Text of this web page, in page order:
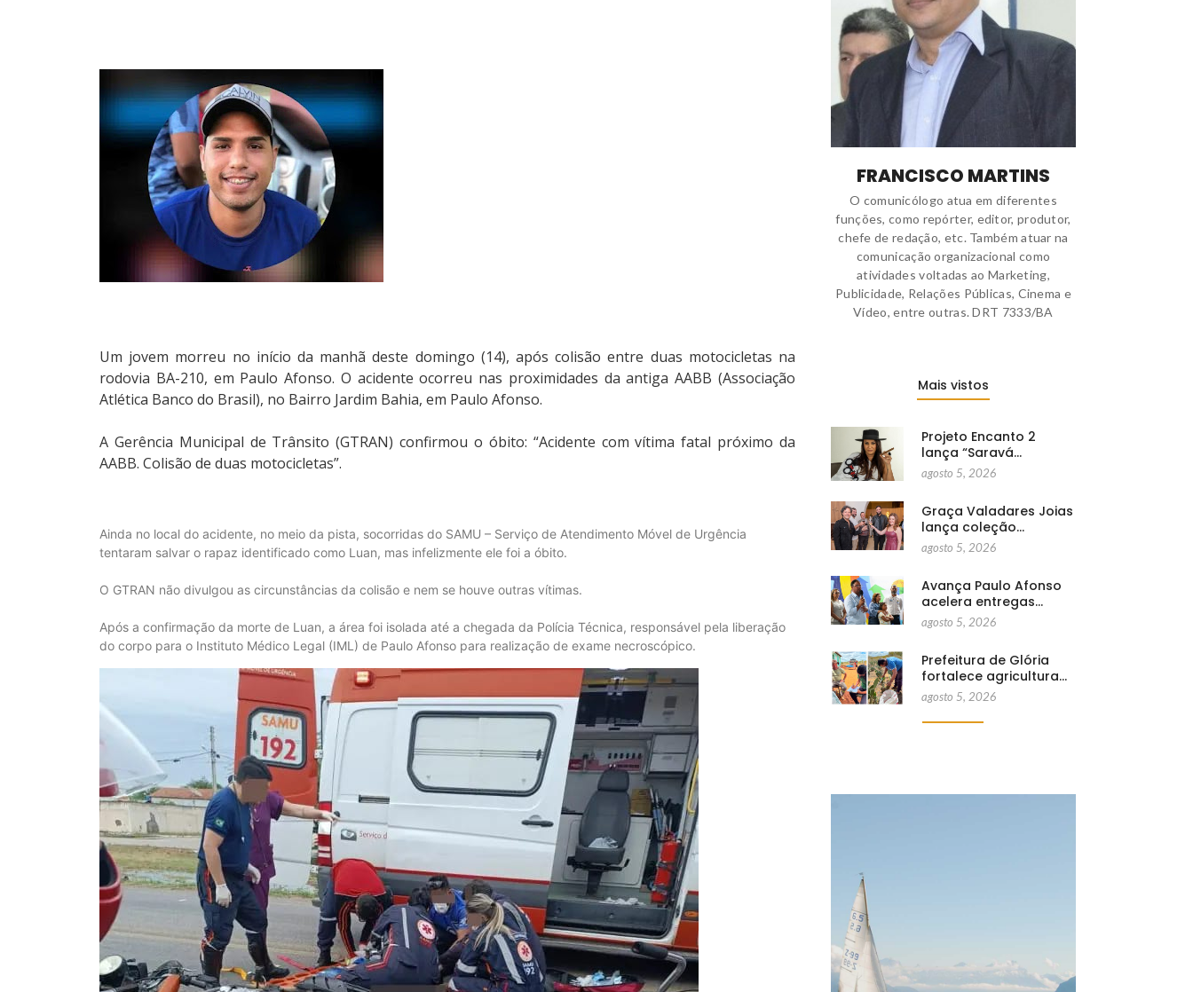
Um jovem morreu no início da manhã deste domingo (14), após colisão entre duas motocicletas na
rodovia BA-210, em Paulo Afonso. O acidente ocorreu nas proximidades da antiga AABB (Associação
Atlética Banco do Brasil), no Bairro Jardim Bahia, em Paulo Afonso.
A Gerência Municipal de Trânsito (GTRAN) confirmou o óbito: “Acidente com vítima fatal próximo da
AABB. Colisão de duas motocicletas”.
Ainda no local do acidente, no meio da pista, socorridas do SAMU – Serviço de Atendimento Móvel de Urgência
tentaram salvar o rapaz identificado como Luan, mas infelizmente ele foi a óbito.
O GTRAN não divulgou as circunstâncias da colisão e nem se houve outras vítimas.
Após a confirmação da morte de Luan, a área foi isolada até a chegada da Polícia Técnica, responsável pela liberação
do corpo para o Instituto Médico Legal (IML) de Paulo Afonso para realização de exame necroscópico.
FRANCISCO MARTINS
O comunicólogo atua em diferentes
funções, como repórter, editor, produtor,
chefe de redação, etc. Também atuar na
comunicação organizacional como
atividades voltadas ao Marketing,
Publicidade, Relações Públicas, Cinema e
Vídeo, entre outras. DRT 7333/BA
Mais vistos
Projeto Encanto 2
lança “Saravá…
agosto 5, 2026
Graça Valadares Joias
lança coleção…
agosto 5, 2026
Avança Paulo Afonso
acelera entregas…
agosto 5, 2026
Prefeitura de Glória
fortalece agricultura…
agosto 5, 2026